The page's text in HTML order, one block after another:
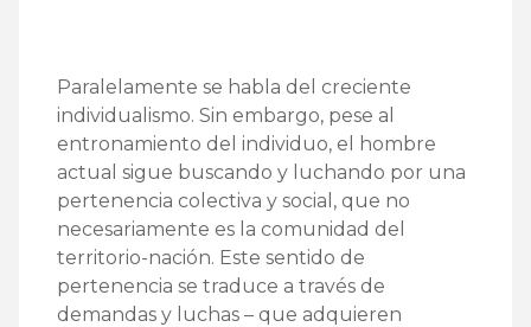
Paralelamente se habla del creciente
individualismo. Sin embargo, pese al
entronamiento del individuo, el hombre
actual sigue buscando y luchando por una
pertenencia colectiva y social, que no
necesariamente es la comunidad del
territorio-nación. Este sentido de
pertenencia se traduce a través de
demandas y luchas – que adquieren